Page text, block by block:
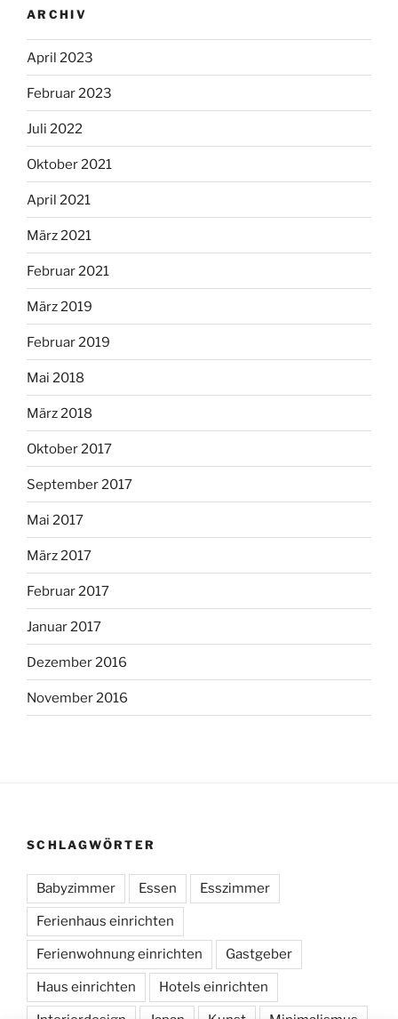
ARCHIV
April 2023
Februar 2023
Juli 2022
Oktober 2021
April 2021
März 2021
Februar 2021
März 2019
Februar 2019
Mai 2018
März 2018
Oktober 2017
September 2017
Mai 2017
März 2017
Februar 2017
Januar 2017
Dezember 2016
November 2016
SCHLAGWÖRTER
Babyzimmer Essen Esszimmer
Ferienhaus einrichten
Ferienwohnung einrichten Gastgeber
Haus einrichten Hotels einrichten